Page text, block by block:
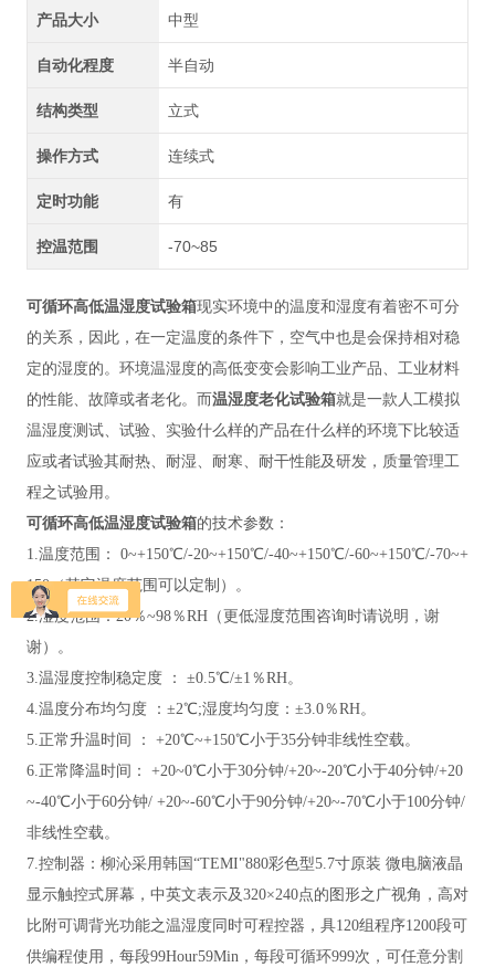
产品大小 中型
自动化程度 半自动
结构类型 立式
操作方式 连续式
定时功能 有
控温范围 -70~85
可循环高低温湿度试验箱现实环境中的温度和湿度有着密不可分
的关系，因此，在一定温度的条件下，空气中也是会保持相对稳
定的湿度的。环境温湿度的高低变变会影响工业产品、工业材料
的性能、故障或者老化。而温湿度老化试验箱就是一款人工模拟
温湿度测试、试验、实验什么样的产品在什么样的环境下比较适
应或者试验其耐热、耐湿、耐寒、耐干性能及研发，质量管理工
程之试验用。
可循环高低温湿度试验箱的技术参数：
1.温度范围：
0~+150℃/-20~+150℃/-40~+150℃/-60~+150℃/-70~+
150（其它温度范围可以定制）。
2.湿度范围：20％~98％RH（更低湿度范围咨询时请说明，谢
谢）。
3.温湿度控制稳定度 ： ±0.5℃/±1％RH。
4.温度分布均匀度 ：±2℃;湿度均匀度：±3.0％RH。
5.正常升温时间 ： +20℃~+150℃小于35分钟非线性空载。
6.正常降温时间： +20~0℃小于30分钟/+20~-20℃小于40分钟/+20
~-40℃小于60分钟/ +20~-60℃小于90分钟/+20~-70℃小于100分钟/
非线性空载。
7.控制器：柳沁采用韩国“TEMI"880彩色型5.7寸原装 微电脑液晶
显示触控式屏幕，中英文表示及320×240点的图形之广视角，高对
比附可调背光功能之温湿度同时可程控器，具120组程序1200段可
供编程使用，每段99Hour59Min，每段可循环999次，可任意分割